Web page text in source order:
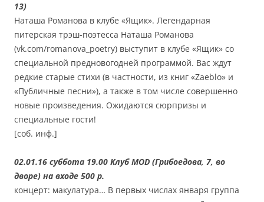
13)
Наташа Романова в клубе «Ящик». Легендарная
питерская трэш-поэтесса Наташа Романова
(vk.com/romanova_poetry) выступит в клубе «Ящик» со
специальной предновогодней программой. Вас ждут
редкие старые стихи (в частности, из книг «Zaeblo» и
«Публичные песни»), а также в том числе совершенно
новые произведения. Ожидаются сюрпризы и
специальные гости!
[соб. инф.]
02.01.16 суббота 19.00 Клуб MOD (Грибоедова, 7, во
дворе) на входе 500 р.
концерт: макулатура… В первых числах января группа